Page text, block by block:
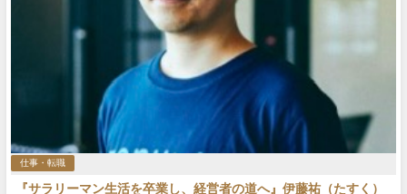
仕事・転職
『サラリーマン生活を卒業し、経営者の道へ』伊藤祐（たすく）